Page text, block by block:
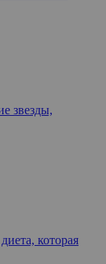
звезды,
которая